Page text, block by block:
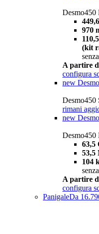
Desmo450
970
(kit
A partire
configura
new
Desmo450
rimani
new
63,5
53,5
104
A partire
configura
PanigaleDa